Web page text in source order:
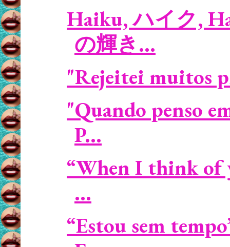
Haiku, ハイク,
の輝き...
"Rejeitei muitos
"Quando penso
P...
“When I think of
...
“Estou sem